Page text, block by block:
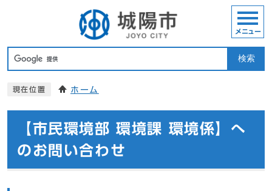
検索
メニュー
現在位置 ホーム
【市民環境部 環境課 環境係】へ
のお問い合わせ